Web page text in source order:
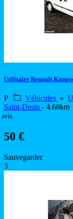
Utilitaire Renault
P Véhicules »
Saint-Denis - 4.68km
avis
50 €
Sauvegarder
3